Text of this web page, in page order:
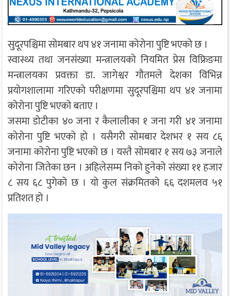
सुदूरपश्चिमा सोमबार थप ४१ जनामा कोरोना पुष्टि भएको छ ।
स्वास्थ्य तथा जनसंख्या मन्त्रालयको नियमित प्रेस विफ्रिङमा
मन्त्रालयका प्रवक्ता डा. जागेश्वर गौतमले देशका विभिन्न
प्रयोगशालामा गरिएको परीक्षणमा सुदूरपश्चिमा थप ४१ जनामा
कोरोना पुष्टि भएको बताए ।
जसमा डोटीका ४० जना र कैलालीका १ जना गरी ४१ जनामा
कोरोना पुष्टि भएको हो । यसैगरी सोमबार देशभर १ सय ८६
जनामा कोरोना पुष्टि भएको छ । यस्तै सोमबार १ सय ७३ जनाले
कोरोना जितेका छन । अहिलेसम्म निको हुनेको संख्या ११ हजार
८ सय ६८ पुगेको छ । यो कुल संक्रमितको ६६ दशमलव ५१
प्रतिशत हो ।